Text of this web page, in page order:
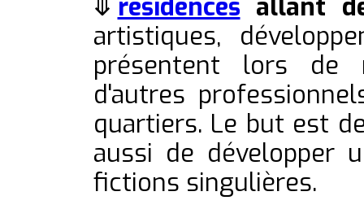
artistiques,
présentent lors de
d'autres
quartiers. Le but est
aussi de développer
fictions singulières.